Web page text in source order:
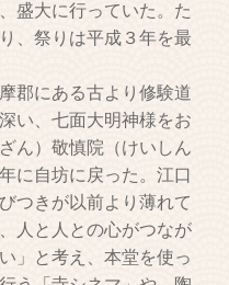
盛大に行っていた。た
、祭りは平成３年を最
郡にある古より修験道
い、七面大明神様をお
ん）敬慎院（けいしん
に自坊に戻った。江口
つきが以前より薄れて
人と人との心がつなが
」と考え、本堂を使っ